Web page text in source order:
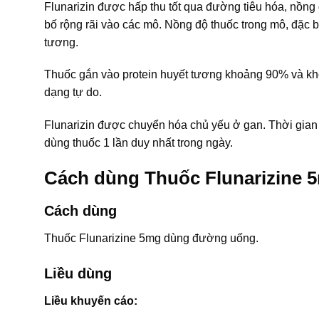
Flunarizin được hấp thu tốt qua đường tiêu hóa,
bố rộng rãi vào các mô. Nồng độ thuốc trong mô,
tương.
Thuốc gắn vào protein huyết tương khoảng 90% và
dạng tự do.
Flunarizin được chuyển hóa chủ yếu ở gan. Thời
dùng thuốc 1 lần duy nhất trong ngày.
Cách dùng Thuốc Flunarizine
Cách dùng
Thuốc Flunarizine 5mg dùng đường uống.
Liều dùng
Liều khuyến cáo: